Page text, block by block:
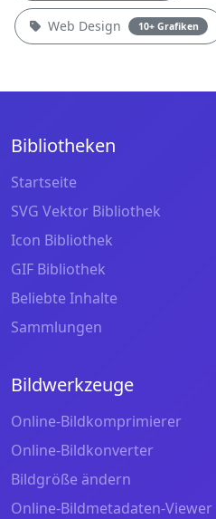
Web Design 10+ Grafiken
Bibliotheken
Startseite
SVG Vektor Bibliothek
Icon Bibliothek
GIF Bibliothek
Beliebte Inhalte
Sammlungen
Bildwerkzeuge
Online-Bildkomprimierer
Online-Bildkonverter
Bildgröße ändern
Online-Bildmetadaten-Viewer